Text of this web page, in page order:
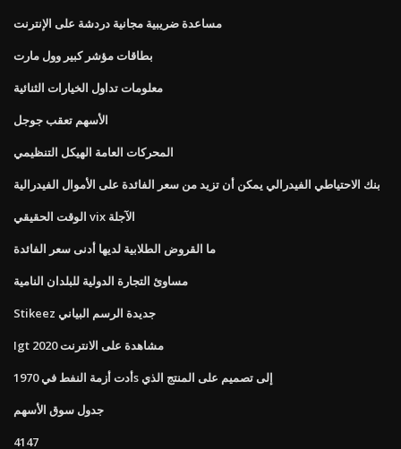
مساعدة ضريبية مجانية دردشة على الإنترنت
بطاقات مؤشر كبير وول مارت
معلومات تداول الخيارات الثنائية
الأسهم تعقب جوجل
المحركات العامة الهيكل التنظيمي
بنك الاحتياطي الفيدرالي يمكن أن تزيد من سعر الفائدة على الأموال الفيدرالية
الوقت الحقيقي vix الآجلة
ما القروض الطلابية لديها أدنى سعر الفائدة
مساوئ التجارة الدولية للبلدان النامية
Stikeez جديدة الرسم البياني
Igt 2020 مشاهدة على الانترنت
أدت أزمة النفط في 1970s إلى تصميم على المنتج الذي
جدول سوق الأسهم
4147